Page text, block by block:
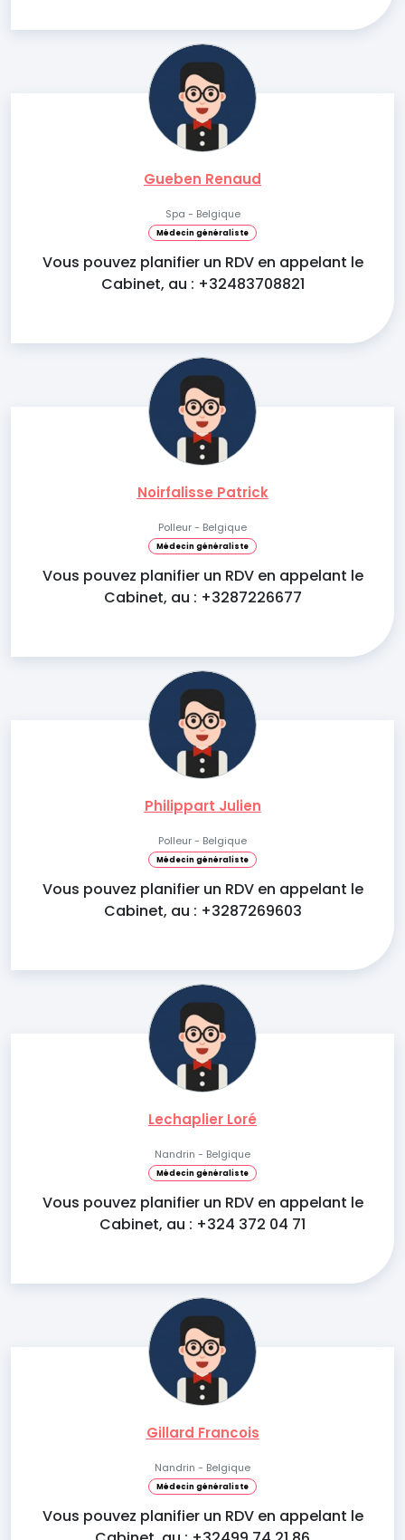
Gueben Renaud
Spa - Belgique
Médecin généraliste
Vous pouvez planifier un RDV en appelant le
Cabinet, au : +32483708821
Noirfalisse Patrick
Polleur - Belgique
Médecin généraliste
Vous pouvez planifier un RDV en appelant le
Cabinet, au : +3287226677
Philippart Julien
Polleur - Belgique
Médecin généraliste
Vous pouvez planifier un RDV en appelant le
Cabinet, au : +3287269603
Lechaplier Loré
Nandrin - Belgique
Médecin généraliste
Vous pouvez planifier un RDV en appelant le
Cabinet, au : +324 372 04 71
Gillard Francois
Nandrin - Belgique
Médecin généraliste
Vous pouvez planifier un RDV en appelant le